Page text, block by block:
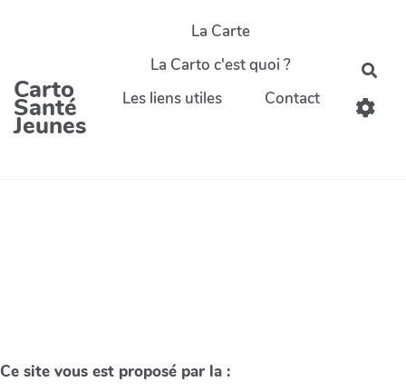
Carto
Santé
Jeunes
La Carte
La Carto c'est quoi ?
Les liens utiles
Contact
Ce site vous est proposé par la :